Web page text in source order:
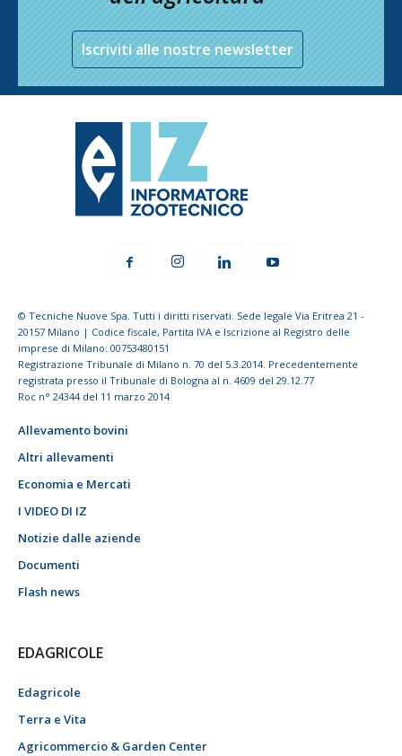
Iscriviti alle nostre newsletter
© Tecniche Nuove Spa. Tutti i diritti riservati. Sede legale Via Eritrea 21 -
20157 Milano | Codice fiscale, Partita IVA e Iscrizione al Registro delle
imprese di Milano: 00753480151
Registrazione Tribunale di Milano n. 70 del 5.3.2014. Precedentemente
registrata presso il Tribunale di Bologna al n. 4609 del 29.12.77
Roc n° 24344 del 11 marzo 2014
Allevamento bovini
Altri allevamenti
Economia e Mercati
I VIDEO DI IZ
Notizie dalle aziende
Documenti
Flash news
EDAGRICOLE
Edagricole
Terra e Vita
Agricommercio & Garden Center